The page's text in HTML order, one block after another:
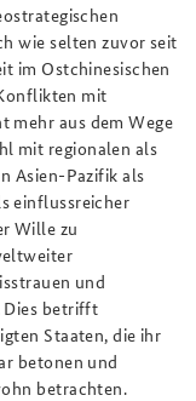
wie selten zuvor seit
im Ostchinesischen
mit
mehr aus dem Wege
mit regionalen als
Asien-Pazifik als
einflussreicher
Wille zu
und
Dies betrifft
Staaten, die ihr
betonen und
betrachten.